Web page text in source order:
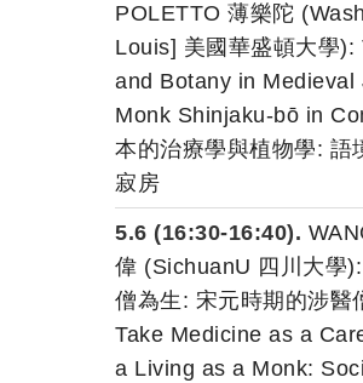
POLETTO 薄樂 陀
Louis] 美國華盛頓大學
and Botany in Medieval
Monk Shinjaku-bō in
本的治療學與植物學: 語
寂房
5.6 (16:30-16:40).
偉 (SichuanU 四川大學
僧為生: 宋元時期的涉醫
Take Medicine as a
a Living as a Monk: